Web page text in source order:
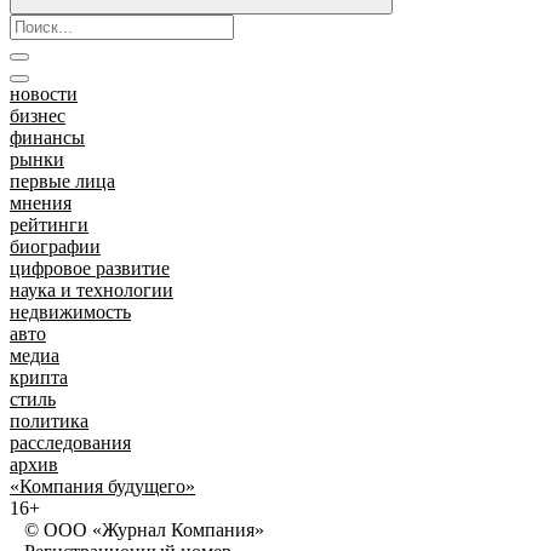
новости
бизнес
финансы
рынки
первые лица
мнения
рейтинги
биографии
цифровое развитие
наука и технологии
недвижимость
авто
медиа
крипта
стиль
политика
расследования
архив
«Компания будущего»
16+
© ООО «Журнал Компания»